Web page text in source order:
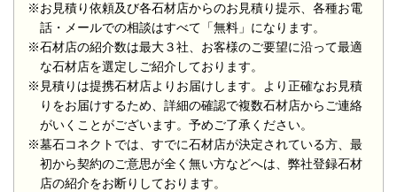
※お見積り依頼及び各石材店からのお見積り提示、各種お電
話・メールでの相談はすべて「無料」になります。
※石材店の紹介数は最大３社、お客様のご要望に沿って最適
な石材店を選定しご紹介しております。
※見積りは提携石材店よりお届けします。より正確なお見積
りをお届けするため、詳細の確認で複数石材店からご連絡
がいくことがございます。予めご了承ください。
※墓石コネクトでは、すでに石材店が決定されている方、最
初から契約のご意思が全く無い方などへは、弊社登録石材
店の紹介をお断りしております。